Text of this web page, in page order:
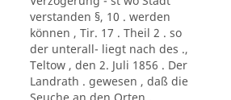
verstanden §, 10 . werden
können , Tir. 17 . Theil 2 . so
der unterall- liegt nach des .,
Teltow , den 2. Juli 1856 . Der
Landrath . gewesen , daß die